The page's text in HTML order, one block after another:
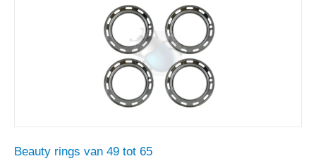
Beauty rings van 49 tot 65